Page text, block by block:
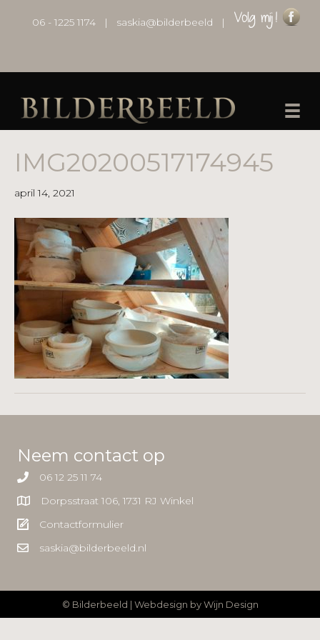
06 - 1225 1174 | saskia@bilderbeeld |
IMG20200517174945
april 14, 2021
Neem contact op
06 12 25 11 74
Dorpsstraat 106, 1731 RJ Winkel
Contactformulier
saskia@bilderbeeld.nl
© Bilderbeeld | Webdesign byWijn Design